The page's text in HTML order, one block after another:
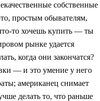
собственные
простым обывателям,
то хочешь купить — ты
рынке удается
когда они закончатся?
— и это умение у него
американец снимает
делать то, что раньше